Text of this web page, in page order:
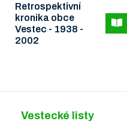
Retrospektivní
kronika obce
Vestec - 1938 -
2002
Vestecké listy